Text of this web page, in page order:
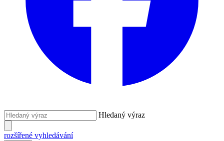
Hledaný výraz
rozšířené vyhledávání